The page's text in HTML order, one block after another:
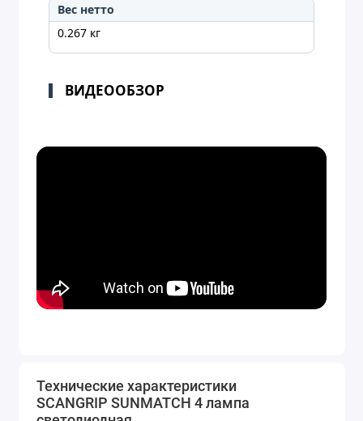
Вес нетто
0.267 кг
ВИДЕООБЗОР
Технические характеристики
SCANGRIP SUNMATCH 4 лампа